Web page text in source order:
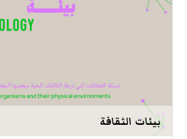
بيئات الثقافة